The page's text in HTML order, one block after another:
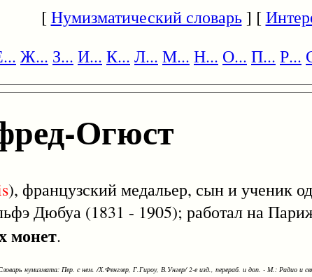
[Нумизматический словарь] [
Ж... З... И... К... Л... М... Н... О... П... Р...
Огюст
), французский медальер, сын и ученик
Дюбуа (1831 - 1905); работал на
монет.
нумизмата: Пер. с нем. /Х.Фенглер, Г.Гироу, В.Унгер/ 2-е изд., перераб. и доп. - М.: Радио и